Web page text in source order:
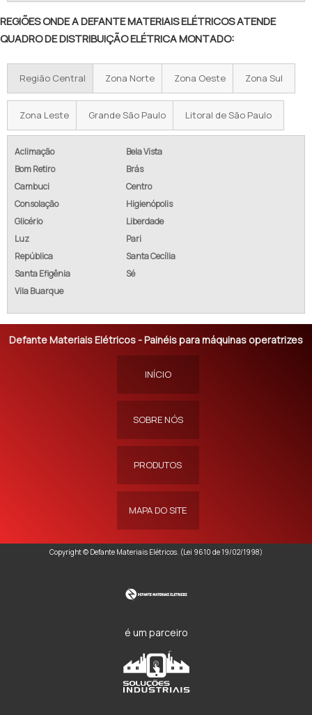
REGIÕES ONDE A DEFANTE MATERIAIS ELÉTRICOS ATENDE
QUADRO DE DISTRIBUIÇÃO ELÉTRICA MONTADO:
Região Central Zona Norte Zona Oeste Zona Sul
Zona Leste Grande São Paulo Litoral de São Paulo
Aclimação
Bela Vista
Bom Retiro
Brás
Cambuci
Centro
Consolação
Higienópolis
Glicério
Liberdade
Luz
Pari
República
Santa Cecília
Santa Efigênia
Sé
Vila Buarque
Defante Materiais Elétricos - Painéis para máquinas operatrizes
INÍCIO
SOBRE NÓS
PRODUTOS
MAPA DO SITE
Copyright © Defante Materiais Elétricos. (Lei 9610 de 19/02/1998)
é um parceiro